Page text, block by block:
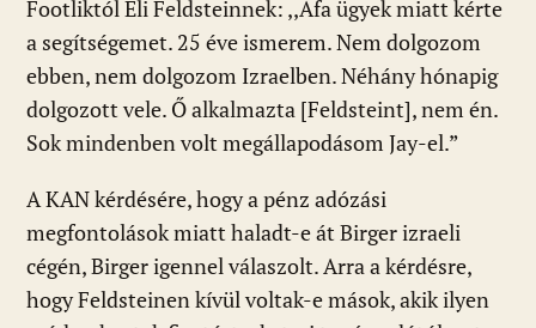
Footliktól Eli Feldsteinnek: ,,Áfa ügyek miatt kérte
a segítségemet. 25 éve ismerem. Nem dolgozom
ebben, nem dolgozom Izraelben. Néhány hónapig
dolgozott vele. Ő alkalmazta [Feldsteint], nem én.
Sok mindenben volt megállapodásom Jay-el.”
A KAN kérdésére, hogy a pénz adózási
megfontolások miatt haladt-e át Birger izraeli
cégén, Birger igennel válaszolt. Arra a kérdésre,
hogy Feldsteinen kívül voltak-e mások, akik ilyen